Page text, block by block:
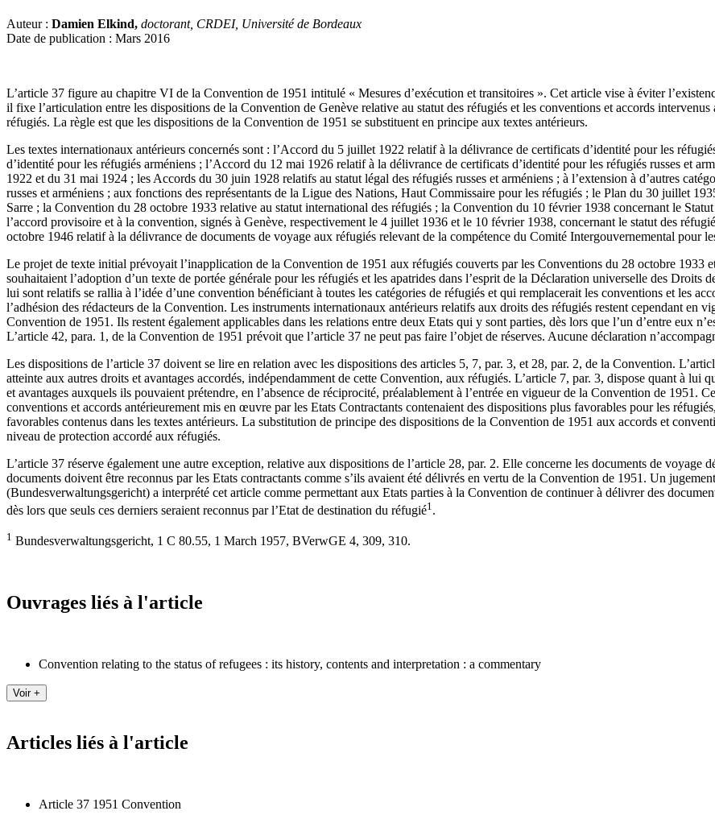
Auteur : Damien Elkind, doctorant, CRDEI, Université de Bordeaux
Date de publication : Mars 2016
L’article 37 figure au chapitre VI de la Convention de 1951 intitulé « Mesures d’exécution et transitoires ». Cet article vise à éviter
il fixe l’articulation entre les dispositions de la Convention de Genève relative au statut des réfugiés et les conventions et accords
réfugiés. La règle est que les dispositions de la Convention de 1951 se substituent en principe aux textes antérieurs.
Les textes internationaux antérieurs concernés sont : l’Accord du 5 juillet 1922 relatif à la délivrance de certificats d’identité pour les
d’identité pour les réfugiés arméniens ; l’Accord du 12 mai 1926 relatif à la délivrance de certificats d’identité pour les réfugiés russes et
1922 et du 31 mai 1924 ; les Accords du 30 juin 1928 relatifs au statut légal des réfugiés russes et arméniens ; à l’extension à d’autres
russes et arméniens ; aux fonctions des représentants de la Ligue des Nations, Haut Commissaire pour les réfugiés ; le Plan du 30 juillet
Sarre ; la Convention du 28 octobre 1933 relative au statut international des réfugiés ; la Convention du 10 février 1938 concernant le
l’accord provisoire et à la convention, signés à Genève, respectivement le 4 juillet 1936 et le 10 février 1938, concernant le statut des
octobre 1946 relatif à la délivrance de documents de voyage aux réfugiés relevant de la compétence du Comité Intergouvernemental pour
Le projet de texte initial prévoyait l’inapplication de la Convention de 1951 aux réfugiés couverts par les Conventions du 28 octobre 1933
souhaitaient l’adoption d’un texte de portée générale pour les réfugiés et les apatrides dans l’esprit de la Déclaration universelle des
lui sont relatifs se rallia à l’idée d’une convention bénéficiant à toutes les catégories de réfugiés et qui remplacerait les conventions et les
l’adhésion des rédacteurs de la Convention. Les instruments internationaux antérieurs relatifs aux droits des réfugiés restent cependant en
Convention de 1951. Ils restent également applicables dans les relations entre deux Etats qui y sont parties, dès lors que l’un d’entre eux
L’article 42, para. 1, de la Convention de 1951 prévoit que l’article 37 ne peut pas faire l’objet de réserves. Aucune déclaration
Les dispositions de l’article 37 doivent se lire en relation avec les dispositions des articles 5, 7, par. 3, et 28, par. 2, de la Convention.
atteinte aux autres droits et avantages accordés, indépendamment de cette Convention, aux réfugiés. L’article 7, par. 3, dispose quant à
et avantages auxquels ils pouvaient prétendre, en l’absence de réciprocité, préalablement à l’entrée en vigueur de la Convention de 1951.
conventions et accords antérieurement mis en œuvre par les Etats Contractants contenaient des dispositions plus favorables pour les
favorables contenus dans les textes antérieurs. La substitution de principe des dispositions de la Convention de 1951 aux accords et
niveau de protection accordé aux réfugiés.
L’article 37 réserve également une autre exception, relative aux dispositions de l’article 28, par. 2. Elle concerne les documents de voyage
documents doivent être reconnus par les Etats contractants comme s’ils avaient été délivrés en vertu de la Convention de 1951. Un
(Bundesverwaltungsgericht) a interprété cet article comme permettant aux Etats parties à la Convention de continuer à délivrer des
dès lors que seuls ces derniers seraient reconnus par l’Etat de destination du réfugié1 .
1 Bundesverwaltungsgericht, 1 C 80.55, 1 March 1957, BVerwGE 4, 309, 310.
Ouvrages liés à l'article
Convention relating to the status of refugees : its history, contents and interpretation : a commentary
Articles liés à l'article
Article 37 1951 Convention